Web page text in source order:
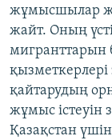
жұмысшылар
жайт. Оның
мигранттарын
қызметкерлері
қайтарудың
жұмыс істеуін
Қазақстан